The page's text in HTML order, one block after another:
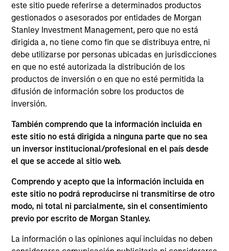
este sitio puede referirse a determinados productos
gestionados o asesorados por entidades de Morgan
Stanley Investment Management, pero que no está
dirigida a, no tiene como fin que se distribuya entre, ni
debe utilizarse por personas ubicadas en jurisdicciones
en que no esté autorizada la distribución de los
productos de inversión o en que no esté permitida la
difusión de información sobre los productos de
inversión.
También comprendo que la información incluida en
este sitio no está dirigida a ninguna parte que no sea
un inversor institucional/profesional en el país desde
el que se accede al sitio web.
Comprendo y acepto que la información incluida en
este sitio no podrá reproducirse ni transmitirse de otro
modo, ni total ni parcialmente, sin el consentimiento
previo por escrito de Morgan Stanley.
La información o las opiniones aquí incluidas no deben
current role, she was an Executive Director on the
corporate investor relations team. Maria previously
held roles in corporate finance and institutional
equities. She earned her BSc in finance and BA in
economics from Boston College.
ARTÍCULOS RELACIONADOS
ARTÍCULO